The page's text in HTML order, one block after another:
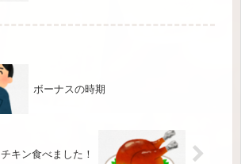
ボーナスの時期
チキン食べました！